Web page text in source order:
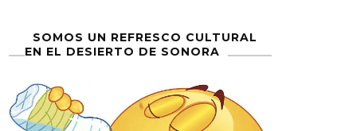
SOMOS UN REFRESCO CULTURAL
EN EL DESIERTO DE SONORA